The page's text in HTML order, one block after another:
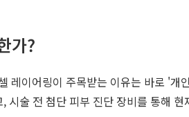
가?
레이어링이 주목받는 이유는 바로 '
술 전 첨단 피부 진단 장비를 통해